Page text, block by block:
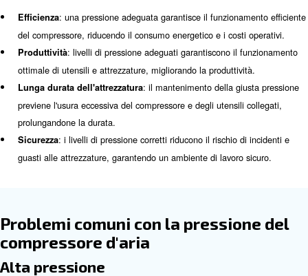
livello di pressione determina l'efficacia con cui il
alimentare vari utensili e attrezzature. Le diverse
richiedono livelli di pressione diversi, rendendo
comprendere e mantenere la pressione appropriata per
esigenze specifiche.
Perché è importante
pressione corretta del
Mantenere la pressione corretta del compressore d'aria
fondamentale per diversi motivi:
Efficienza: una pressione adeguata garantisce il